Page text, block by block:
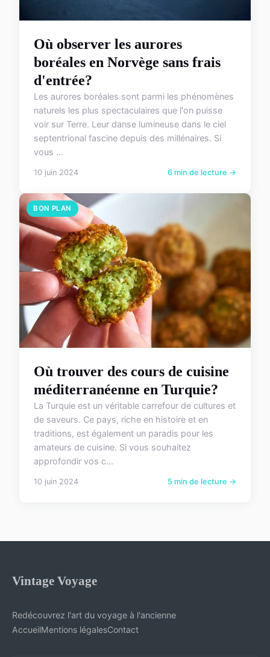
Où observer les aurores
boréales en Norvège sans frais
d'entrée?
Les aurores boréales sont parmi les phénomènes
naturels les plus spectaculaires que l'on puisse
voir sur Terre. Leur danse lumineuse dans le ciel
septentrional fascine depuis des millénaires. Si
vous ...
10 juin 2024 6 min de lecture →
BON PLAN
Où trouver des cours de cuisine
méditerranéenne en Turquie?
La Turquie est un véritable carrefour de cultures et
de saveurs. Ce pays, riche en histoire et en
traditions, est également un paradis pour les
amateurs de cuisine. Si vous souhaitez
approfondir vos c...
10 juin 2024 5 min de lecture →
Vintage Voyage
Redécouvrez l'art du voyage à l'ancienne
AccueilMentions légalesContact